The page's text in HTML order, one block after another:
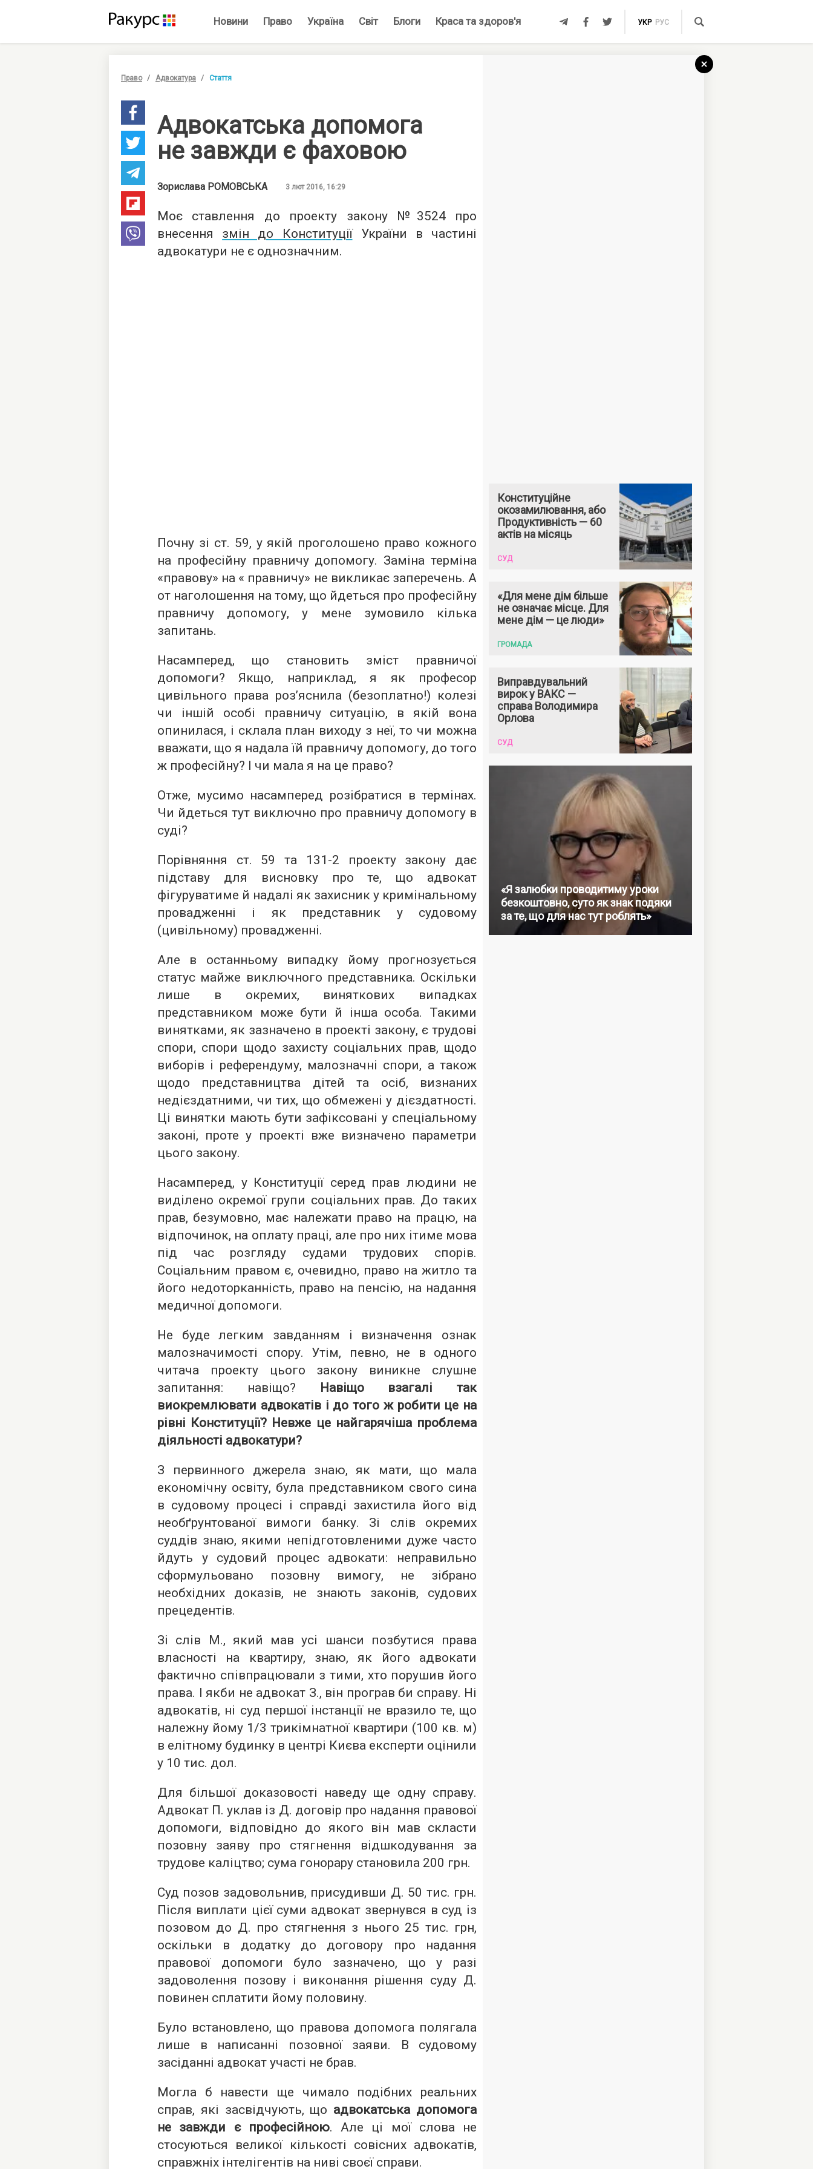
Новини Право Україна Світ Блоги Краса та здоров'я УКР РУС
Право Адвокатура Стаття
Адвокатська допомога
не завжди є фаховою
Зорислава РОМОВСЬКА 3 лют 2016, 16:29
Моє ставлення до проекту закону №3524 про
внесення змін до КонституціїУкраїни в частині
адвокатури не є однозначним.
Почну зі ст. 59, у якій проголошено право кожного
на професійну правничу допомогу. Заміна терміна
«правову» на « правничу» не викликає заперечень. А
от наголошення на тому, що йдеться про професійну
правничу допомогу, у мене зумовило кілька
запитань.
Насамперед, що становить зміст правничої
допомоги? Якщо, наприклад, я як професор
цивільного права роз’яснила (безоплатно!) колезі
чи іншій особі правничу ситуацію, в якій вона
опинилася, і склала план виходу з неї, то чи можна
вважати, що я надала їй правничу допомогу, до того
ж професійну? І чи мала я на це право?
Отже, мусимо насамперед розібратися в термінах.
Чи йдеться тут виключно про правничу допомогу в
суді?
Порівняння ст. 59 та 131-2 проекту закону дає
підставу для висновку про те, що адвокат
фігуруватиме й надалі як захисник у кримінальному
провадженні і як представник у судовому
(цивільному) провадженні.
Але в останньому випадку йому прогнозується
статус майже виключного представника. Оскільки
лише в окремих, виняткових випадках
представником може бути й інша особа. Такими
винятками, як зазначено в проекті закону, є трудові
спори, спори щодо захисту соціальних прав, щодо
виборів і референдуму, малозначні спори, а також
щодо представництва дітей та осіб, визнаних
недієздатними, чи тих, що обмежені у дієздатності.
Ці винятки мають бути зафіксовані у спеціальному
законі, проте у проекті вже визначено параметри
цього закону.
Насамперед, у Конституції серед прав людини не
виділено окремої групи соціальних прав. До таких
прав, безумовно, має належати право на працю, на
відпочинок, на оплату праці, але про них ітиме мова
під час розгляду судами трудових спорів.
Соціальним правом є, очевидно, право на житло та
його недоторканність, право на пенсію, на надання
медичної допомоги.
Не буде легким завданням і визначення ознак
малозначимості спору. Утім, певно, не в одного
читача проекту цього закону виникне слушне
запитання: навіщо?
Навіщо взагалі так
виокремлювати адвокатів і до того ж робити це на
рівні Конституції? Невже це найгарячіша проблема
діяльності адвокатури?
З первинного джерела знаю, як мати, що мала
економічну освіту, була представником свого сина
в судовому процесі і справді захистила його від
необґрунтованої вимоги банку. Зі слів окремих
суддів знаю, якими непідготовленими дуже часто
йдуть у судовий процес адвокати: неправильно
сформульовано позовну вимогу, не зібрано
необхідних доказів, не знають законів, судових
прецедентів.
Зі слів М., який мав усі шанси позбутися права
власності на квартиру, знаю, як його адвокати
фактично співпрацювали з тими, хто порушив його
права. І якби не адвокат З., він програв би справу. Ні
адвокатів, ні суд першої інстанції не вразило те, що
належну йому 1/3 трикімнатної квартири (100 кв. м)
в елітному будинку в центрі Києва експерти оцінили
у 10 тис. дол.
Для більшої доказовості наведу ще одну справу.
Адвокат П. уклав із Д. договір про надання правової
допомоги, відповідно до якого він мав скласти
позовну заяву про стягнення відшкодування за
трудове каліцтво; сума гонорару становила 200 грн.
Суд позов задовольнив, присудивши Д. 50 тис. грн.
Після виплати цієї суми адвокат звернувся в суд із
позовом до Д. про стягнення з нього 25 тис. грн,
оскільки в додатку до договору про надання
правової допомоги було зазначено, що у разі
задоволення позову і виконання рішення суду Д.
повинен сплатити йому половину.
Було встановлено, що правова допомога полягала
лише в написанні позовної заяви. В судовому
засіданні адвокат участі не брав.
Могла б навести ще чимало подібних реальних
справ, які засвідчують, що адвокатська допомога
не завжди є професійною. Але ці мої слова не
стосуються великої кількості совісних адвокатів,
справжніх інтелігентів на ниві своєї справи.
Конституційне
окозамилювання, або
Продуктивність — 60
актів на місяць
СУД
«Для мене дім більше
не означає місце. Для
мене дім — це люди»
ГРОМАДА
Виправдувальний
вирок у ВАКС —
справа Володимира
Орлова
СУД
«Я залюбки проводитиму уроки
безкоштовно, суто як знак подяки
за те, що для нас тут роблять»